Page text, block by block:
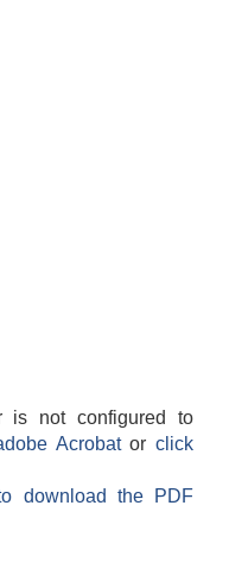
is not configured to
Acrobatorclick
download the PDF